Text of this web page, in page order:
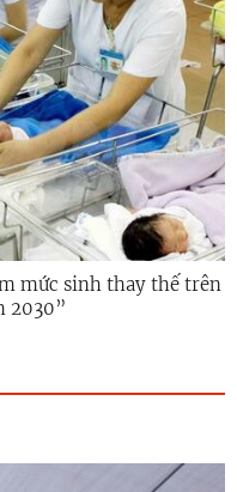
sinh thay thế trên
2030”